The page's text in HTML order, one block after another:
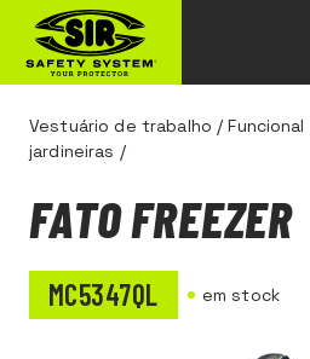
Vestuário de trabalho /Funcional
jardineiras /
FATO FREEZER
MC5347QL em stock